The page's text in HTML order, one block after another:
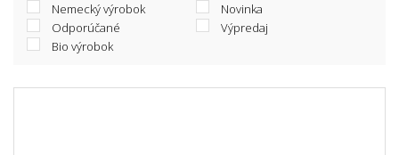
Nemecký výrobok
Novinka
Odporúčané
Výpredaj
Bio výrobok